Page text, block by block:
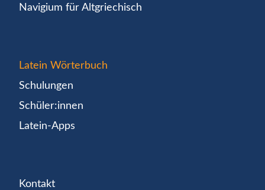
Navigium für Altgriechisch
Latein Wörterbuch
Schulungen
Schüler:innen
Latein-Apps
Kontakt